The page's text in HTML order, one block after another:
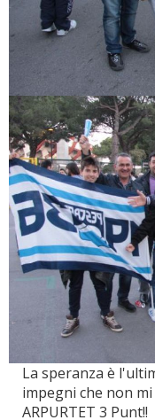
La speranza è
impegni che non
ARPURTET 3 Punt!!